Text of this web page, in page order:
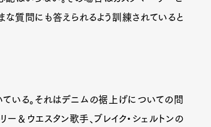
質問にも答えられるよう訓練されていると
いる。それはデニムの裾上げについての問
＆ウエスタン歌手、ブレイク・シェルトンの